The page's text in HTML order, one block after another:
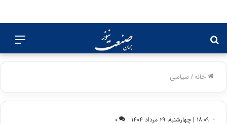
برای
خانه/سیاسی
۱۸:۰۹ | چهارشنبه، ۲۹ مرداد ۱۴۰۴ ۰